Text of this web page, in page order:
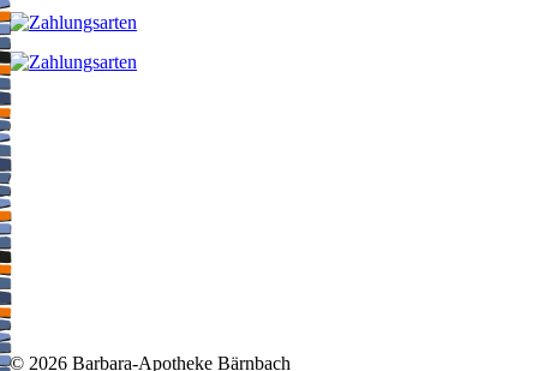
© 2026 Barbara-Apotheke Bärnbach